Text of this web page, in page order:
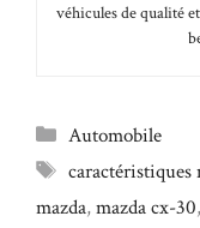
véhicules de qualité
Catégories
Automobile
Étiquettes
caractéristiques
mazda,mazda cx-30,